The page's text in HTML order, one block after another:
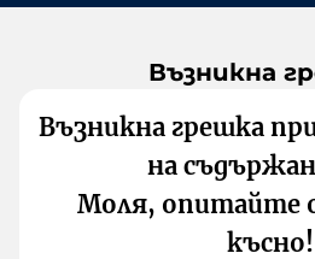
Възникна
Възникна грешка
на
Моля, опитайте
късно!